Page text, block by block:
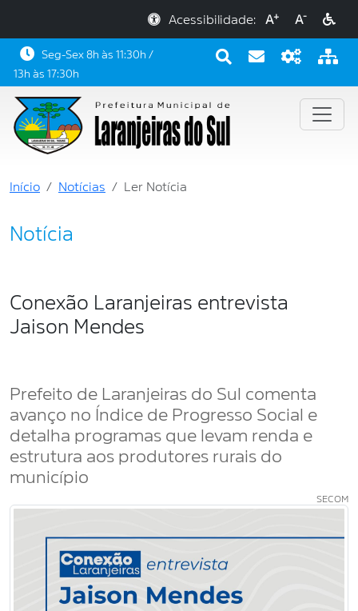
Acessibilidade: A+ A-
Seg-Sex 8h às 11:30h /
13h às 17:30h
Início Notícias Ler Notícia
Notícia
Conexão Laranjeiras entrevista
Jaison Mendes
Prefeito de Laranjeiras do Sul comenta
avanço no Índice de Progresso Social e
detalha programas que levam renda e
estrutura aos produtores rurais do
município
SECOM